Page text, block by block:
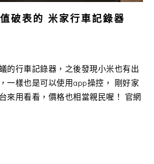
值破表的 米家行車記錄器
的行車記錄器，之後發現小米也有出
一樣也是可以使用app操控， 剛好家
來用看看，價格也相當親民喔！ 官網